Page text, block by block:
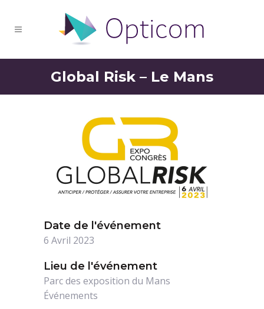
Global Risk – Le Mans
Date de l'événement
6 Avril 2023
Lieu de l'événement
Parc des exposition du Mans
Événements